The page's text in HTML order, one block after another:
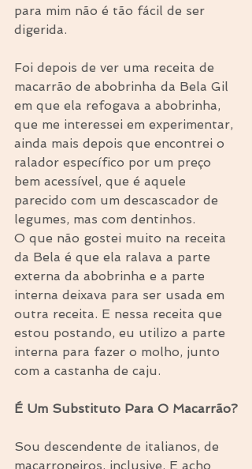
para mim não é tão fácil de ser
digerida.
Foi depois de ver uma receita de
macarrão de abobrinha da Bela Gil
em que ela refogava a abobrinha,
que me interessei em experimentar,
ainda mais depois que encontrei o
ralador específico por um preço
bem acessível, que é aquele
parecido com um descascador de
legumes, mas com dentinhos.
O que não gostei muito na receita
da Bela é que ela ralava a parte
externa da abobrinha e a parte
interna deixava para ser usada em
outra receita. E nessa receita que
estou postando, eu utilizo a parte
interna para fazer o molho, junto
com a castanha de caju.
É Um Substituto Para O Macarrão?
Sou descendente de italianos, de
macarroneiros, inclusive. E acho